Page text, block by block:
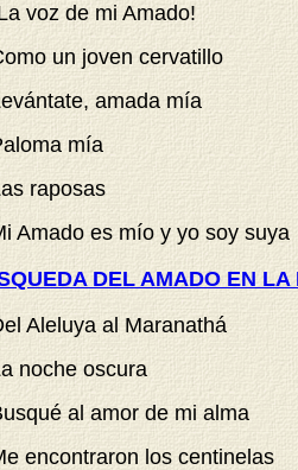
voz de mi Amado!
un joven cervatillo
amada mía
mía
raposas
Amado es mío y yo soy suya
DEL AMADO EN LA
Aleluya al Maranathá
noche oscura
al amor de mi alma
encontraron los centinelas